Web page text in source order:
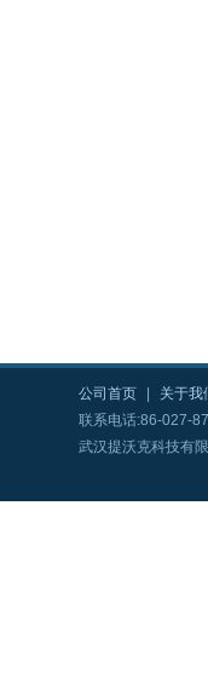
公司首页 关于我
联系电话:86-027-
武汉提沃克科技有